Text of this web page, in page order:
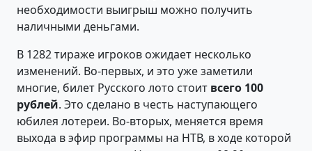
необходимости выигрыш можно получить
наличными деньгами.
В 1282 тираже игроков ожидает несколько
изменений. Во-первых, и это уже заметили
многие, билет Русского лото стоит всего 100
рублей. Это сделано в честь наступающего
юбилея лотереи. Во-вторых, меняется время
выхода в эфир программы на НТВ, в ходе которой